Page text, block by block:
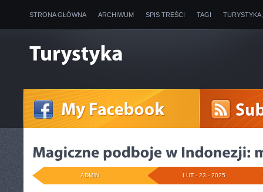
STRONA GŁÓWNA ARCHIWUM SPIS TREŚCI TAGI
LUT - 23 - 2025
ADMIN